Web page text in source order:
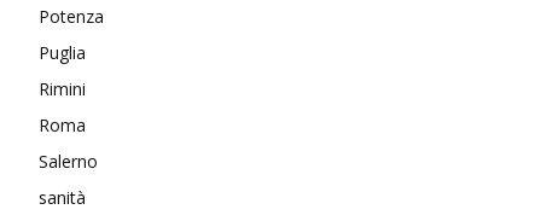
Potenza
Puglia
Rimini
Roma
Salerno
sanità